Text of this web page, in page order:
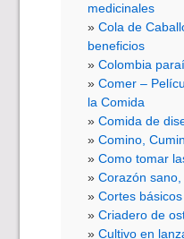
medicinales
Cola de
beneficios
Colombia
Comer –
la Comida
Comida de
Comino,
Como tomar
Corazón
Cortes
Criadero de
Cultivo en